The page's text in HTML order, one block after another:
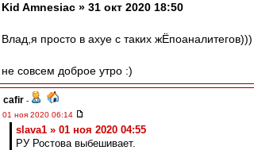
Kid Amnesiac » 31 окт 2020 18:50
Влад,я просто в ахуе с таких жЁпоаналитегов)))
не совсем доброе утро :)
cafir -
01 ноя 2020 06:14
slava1 » 01 ноя 2020 04:55
РУ Ростова выбешивает.